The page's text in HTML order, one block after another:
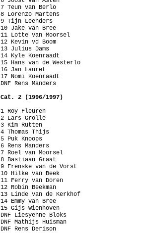
7 Teun van Berlo
8 Lorenzo Martens
9 Tijn Leenders
10 Jake van Bree
11 Lotte van Moorsel
12 Kevin vd Boom
13 Julius Dams
14 Kyle Koenraadt
15 Hans van de Westerlo
16 Jan Lauret
17 Nomi Koenraadt
Cat. 2 (1996/1997)
1 Roy Fleuren
2 Lars Grolle
3 Kim Rutten
4 Thomas Thijs
5 Puk Knoops
6 Rens Manders
7 Roel van Moorsel
8 Bastiaan Graat
9 Frenske van de Vorst
10 Hilke van Beek
11 Ferry van Doren
12 Robin Beekman
13 Linde van de Kerkhof
14 Emmy van Bree
15 Gijs Wienhoven
DNF Liesyenne Bloks
DNF Mathijs Huisman
DNF Rens Derison